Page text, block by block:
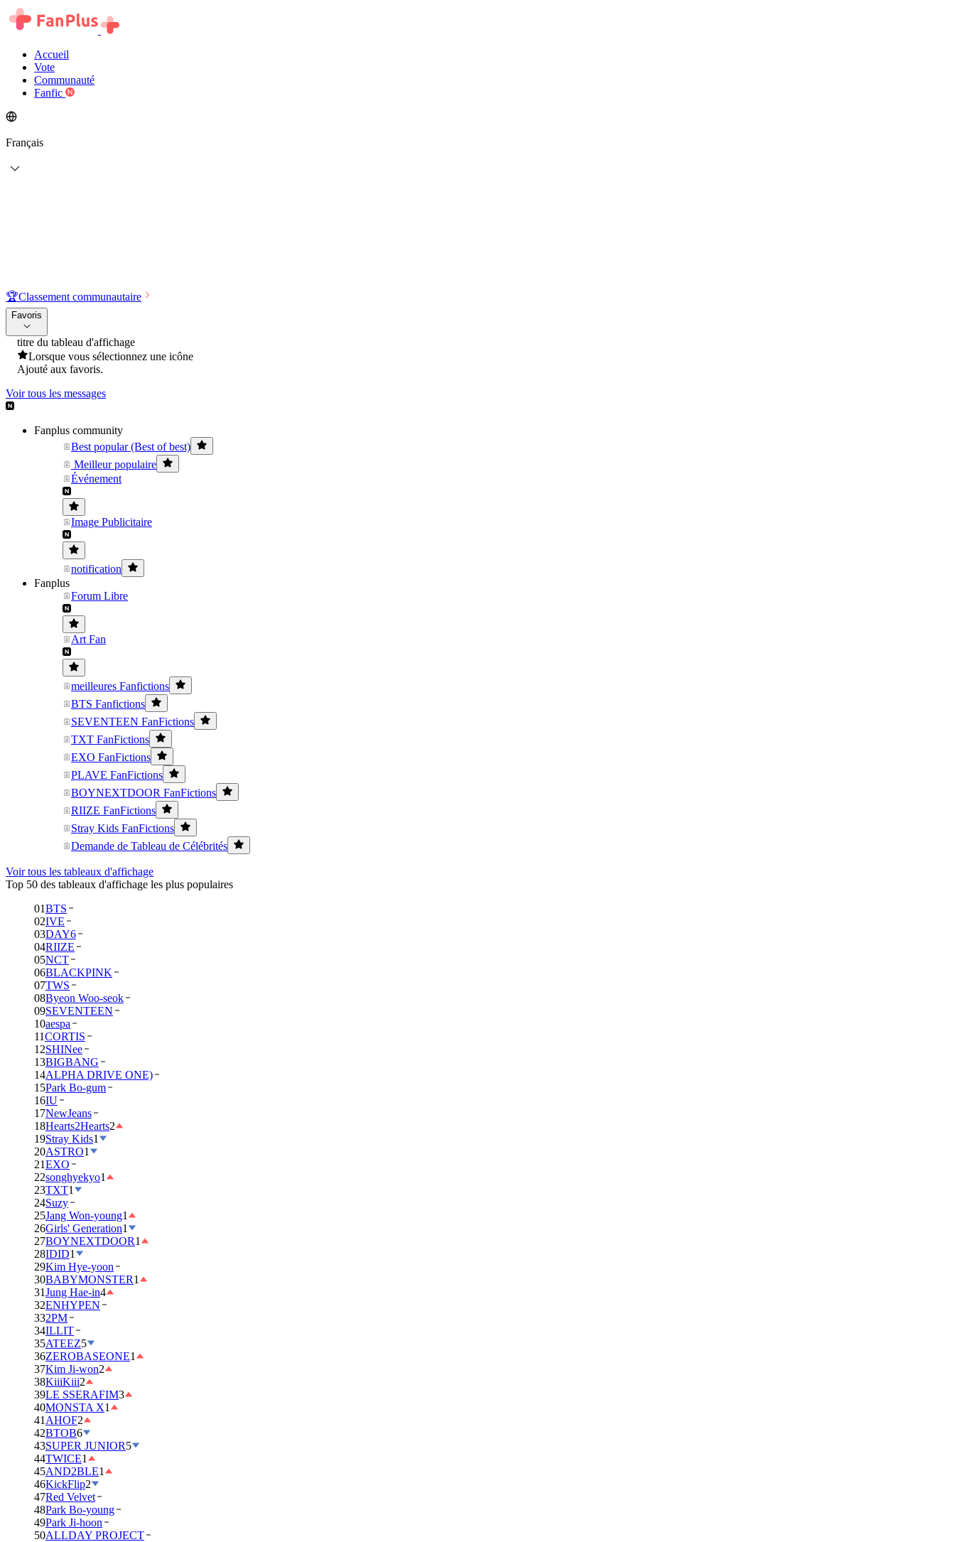
Accueil
Vote
Communauté
Fanfic
Français
🏆Classement communautaire
Favoris
titre du tableau d'affichage
Lorsque vous sélectionnez une icône
Ajouté aux favoris.
Voir tous les messages
Fanplus community
Best popular (Best of best)
Meilleur populaire
Événement
Image Publicitaire
notification
Fanplus
Forum Libre
Art Fan
meilleures Fanfictions
BTS Fanfictions
SEVENTEEN FanFictions
TXT FanFictions
EXO FanFictions
PLAVE FanFictions
BOYNEXTDOOR FanFictions
RIIZE FanFictions
Stray Kids FanFictions
Demande de Tableau de Célébrités
Voir tous les tableaux d'affichage
Top 50 des tableaux d'affichage les plus populaires
01BTS
02IVE
03DAY6
04RIIZE
05NCT
06BLACKPINK
07TWS
08Byeon Woo-seok
09SEVENTEEN
10aespa
11CORTIS
12SHINee
13BIGBANG
14ALPHA DRIVE ONE)
15Park Bo-gum
16IU
17NewJeans
18Hearts2Hearts2
19Stray Kids1
20ASTRO1
21EXO
22songhyekyo1
23TXT1
24Suzy
25Jang Won-young1
26Girls' Generation1
27BOYNEXTDOOR1
28IDID1
29Kim Hye-yoon
30BABYMONSTER1
31Jung Hae-in4
32ENHYPEN
332PM
34ILLIT
35ATEEZ5
36ZEROBASEONE1
37Kim Ji-won2
38KiiiKiii2
39LE SSERAFIM3
40MONSTA X1
41 AHOF2
42BTOB6
43SUPER JUNIOR5
44TWICE1
45AND2BLE1
46KickFlip2
47Red Velvet
48Park Bo-young
49Park Ji-hoon
50ALLDAY PROJECT
BTS